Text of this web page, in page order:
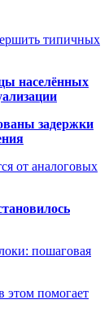
типичных
населённых
задержки
от аналоговых
пошаговая
этом помогает